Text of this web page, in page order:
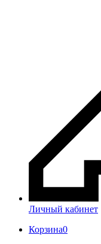
Личный кабинет
Корзина0